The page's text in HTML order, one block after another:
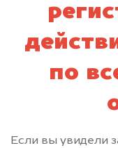
по
Если вы увидели